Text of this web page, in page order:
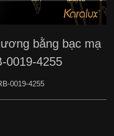
bằng bạc mạ
0019-4255
0019-4255